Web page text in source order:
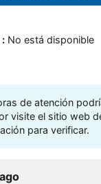
: No está disponible
de atención
visite el sitio web
para verificar.